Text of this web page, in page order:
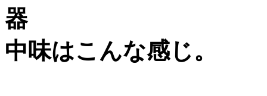
中味はこんな感じ。